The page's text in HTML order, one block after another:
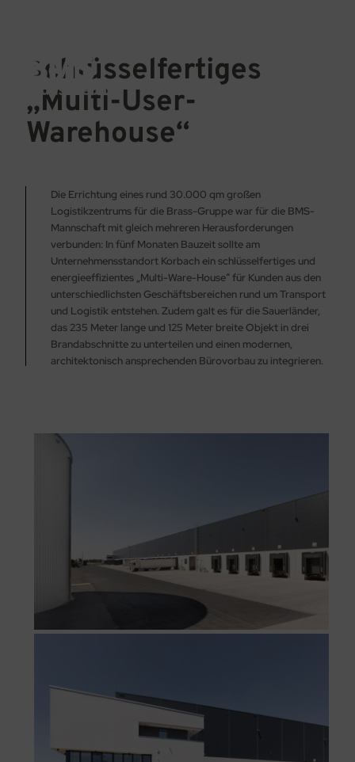
Schlüssel­fertiges
„Multi-User-
Warehouse“
Die Errichtung eines rund 30.000 qm großen
Logistikzentrums für die Brass-Gruppe war für die BMS-
Mannschaft mit gleich mehreren Herausforderungen
verbunden: In fünf Monaten Bauzeit sollte am
Unternehmensstandort Korbach ein schlüsselfertiges und
energieeffizientes „Multi-Ware-House“ für Kunden aus den
unterschiedlichsten Geschäftsbereichen rund um Transport
und Logistik entstehen. Zudem galt es für die Sauerländer,
das 235 Meter lange und 125 Meter breite Objekt in drei
Brandabschnitte zu unterteilen und einen modernen,
architektonisch ansprechenden Bürovorbau zu integrieren.